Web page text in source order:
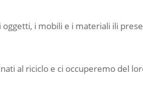
i mobili e i materiali ili
al riciclo e ci occuperemo del